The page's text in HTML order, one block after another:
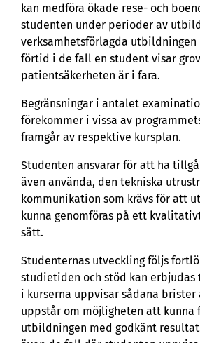
kan medföra ökade rese- och
studenten under perioder av
verksamhetsförlagda utbildningen
förtid i de fall en student visar
patientsäkerheten är i fara.
Begränsningar i antalet
förekommer i vissa av
framgår av respektive kursplan.
Studenten ansvarar för att ha
även använda, den tekniska
kommunikation som krävs för att
kunna genomföras på ett
sätt.
Studenternas utveckling följs
studietiden och stöd kan
i kurserna uppvisar sådana
uppstår om möjligheten att kunna
utbildningen med godkänt